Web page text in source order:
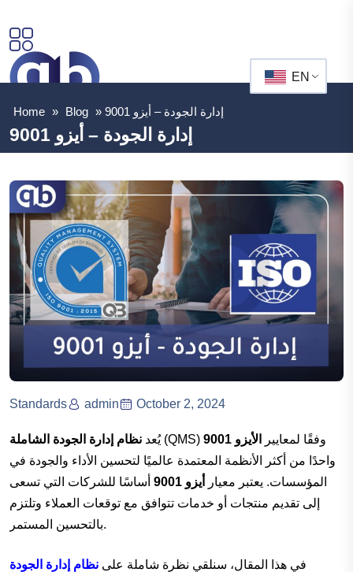
EN
Home » Blog » إدارة الجودة – أيزو 9001
إدارة الجودة – أيزو 9001
Standards admin October 2, 2024
يُعد نظام إدارة الجودة الشاملة (QMS) وفقًا لمعايير
الأيزو 9001
واحدًا من أكثر الأنظمة المعتمدة عالميًا لتحسين الأداء والجودة في
المؤسسات. يعتبر معيار
أيزو 9001
أساسًا للشركات التي تسعى
إلى تقديم منتجات أو خدمات تتوافق مع توقعات العملاء وتلتزم
بالتحسين المستمر.
في هذا المقال، سنلقي نظرة شاملة على نظام إدارة الجودة